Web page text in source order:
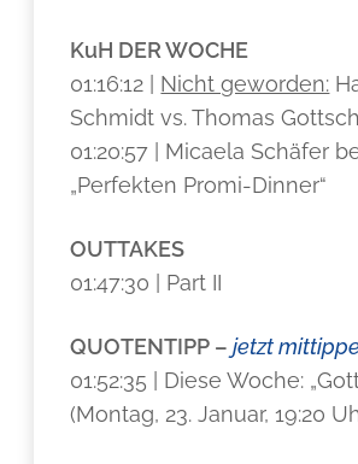
KuH DER WOCHE
01:16:12 | Nicht geworden:
Schmidt vs. Thomas
01:20:57 | Micaela Schäfer
„Perfekten Promi-Dinner“
OUTTAKES
01:47:30 | Part II
QUOTENTIPP –jetzt
01:52:35 | Diese Woche:
(Montag, 23. Januar, 19:20